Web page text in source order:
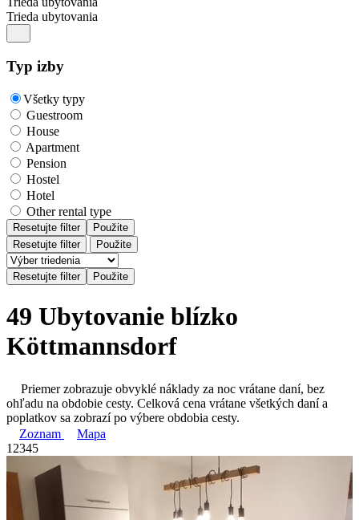
Trieda ubytovania
Typ izby
Všetky typy
Guestroom
House
Apartment
Pension
Hostel
Hotel
Other rental type
Resetujte filter
Použite
Resetujte filter
Použite
49 Ubytovanie blízko
Köttmannsdorf
Priemer zobrazuje obvyklé náklady za noc vrátane daní, bez
ohľadu na obdobie cesty. Celková cena vrátane všetkých daní a
poplatkov sa zobrazí po výbere obdobia cesty.
Zoznam
Mapa
1 2345